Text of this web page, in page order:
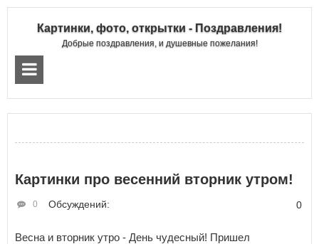
Картинки, фото, открытки - Поздравления!
Добрые поздравления, и душевные пожелания!
Картинки про весенний вторник утром!
Обсуждений:
0 0
Весна и вторник утро - День чудесный! Пришел